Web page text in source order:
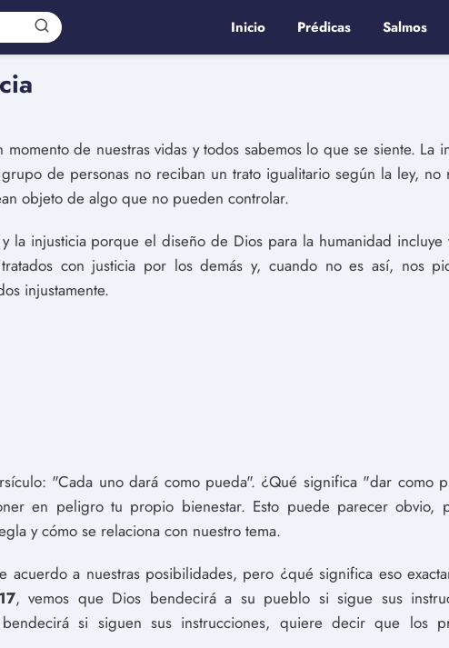
Inicio Prédicas Salmos
de nuestras vidas y todos sabemos lo que se siente. La
de personas no reciban un trato igualitario según la ley, no
objeto de algo que no pueden controlar.
la injusticia porque el diseño de Dios para la humanidad incluye
con justicia por los demás y, cuando no es así, nos
injustamente.
"Cada uno dará como pueda". ¿Qué significa "dar como
en peligro tu propio bienestar. Esto puede parecer obvio,
y cómo se relaciona con nuestro tema.
a nuestras posibilidades, pero ¿qué significa eso
, vemos que Dios bendecirá a su pueblo si sigue sus
si siguen sus instrucciones, quiere decir que los